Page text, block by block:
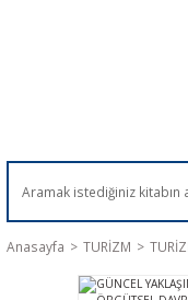
Anasayfa TURİZM